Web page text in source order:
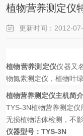
植物营养测定仪
更新时间：2012-
植物营养测定仪仪器又
物氮素测定仪，植物叶
植物营养测定仪主机简介
TYS-3N植物营养测定仪
无损植物活体检测，不
仪器型号： TYS-3N